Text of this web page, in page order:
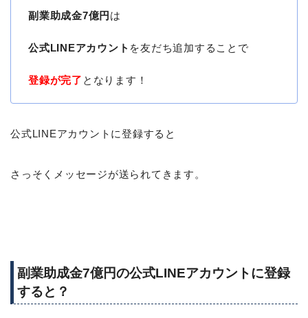
副業助成金7億円 は
公式LINEアカウント を友だち追加することで
登録が完了 となります！
公式LINEアカウントに登録すると
さっそくメッセージが送られてきます。
副業助成金7億円の公式LINEアカウントに登録
すると？